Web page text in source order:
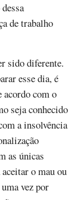
de trabalho
sido diferente.
esse dia, é
acordo com o
seja conhecido
a insolvência
as únicas
o mau ou
vez por